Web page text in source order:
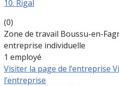
10. Rigal
(0)
Zone de travail Boussu-en-
entreprise individuelle
1 employé
Visiter la page de l’entreprise
l’entreprise